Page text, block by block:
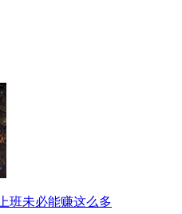
班未必能赚这么多